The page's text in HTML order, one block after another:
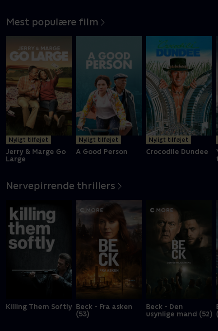
Mest populære film
Nyligt tilføjet
Jerry & Marge Go
Large
Nyligt tilføjet
A Good Person
Nyligt tilføjet
Crocodile Dundee
Nervepirrende thrillers
Killing Them Softly Beck - Fra asken
(53)
Beck - Den
usynlige mand (52)